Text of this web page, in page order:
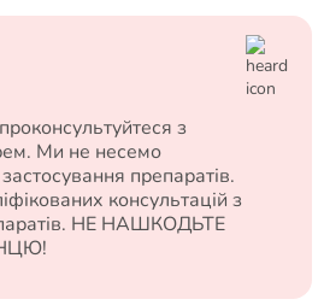
з
Ми не несемо
препаратів.
консультацій з
НЕ НАШКОДЬТЕ